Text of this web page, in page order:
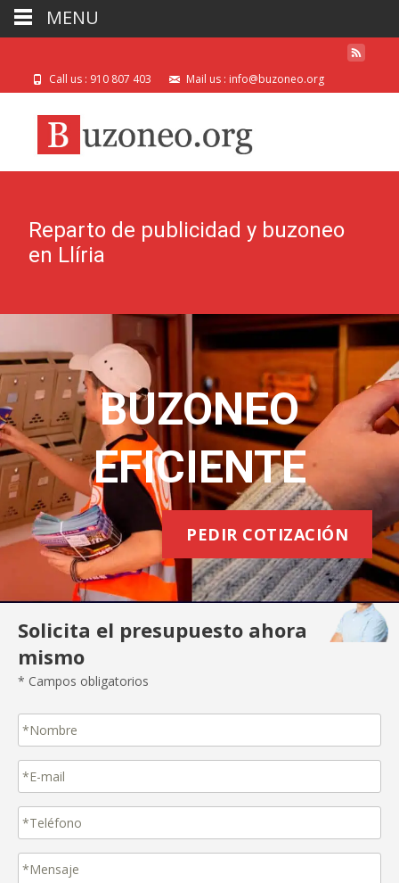
Call us : 910 807 403 Mail us : info@buzoneo.org
Reparto de publicidad y buzoneo
en Llíria
BUZONEO
EFICIENTE
PEDIR COTIZACIÓN
Solicita el presupuesto ahora
mismo
* Campos obligatorios
MENU